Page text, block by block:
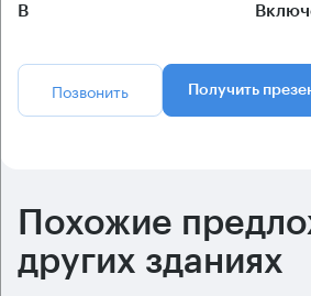
B
Позвонить Получить
Похожие
других зданиях